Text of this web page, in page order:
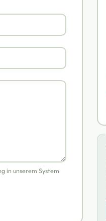
in unserem System